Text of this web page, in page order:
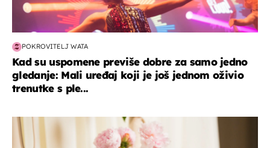
POKROVITELJ WATA
Kad su uspomene previše dobre za samo jedno
gledanje: Mali uređaj koji je još jednom oživio
trenutke s ple...
moda & ljepota